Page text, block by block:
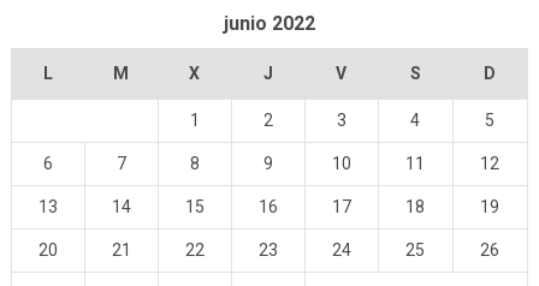
junio 2022
L M X J V S D
1 2 3 4 5
6 7 8 9 10 11 12
13 14 15 16 17 18 19
20 21 22 23 24 25 26